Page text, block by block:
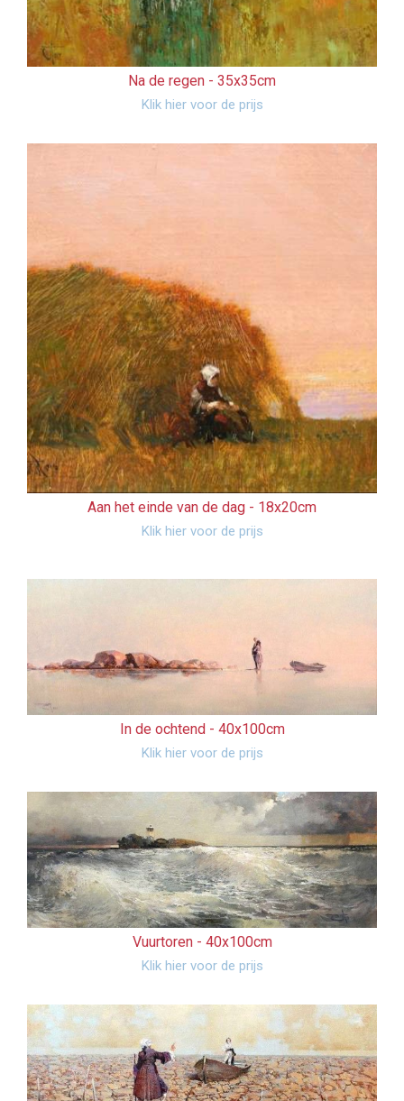
Na de regen - 35x35cm
Klik hier voor de prijs
Aan het einde van de dag - 18x20cm
Klik hier voor de prijs
In de ochtend - 40x100cm
Klik hier voor de prijs
Vuurtoren - 40x100cm
Klik hier voor de prijs